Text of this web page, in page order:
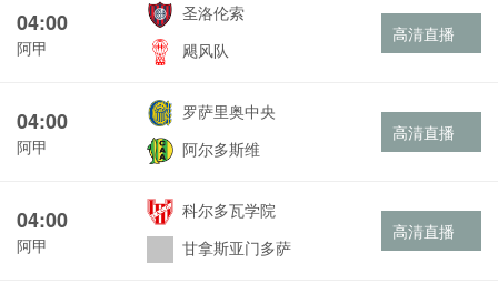
04:00
阿甲
圣洛伦索
飓风队
高清直播
04:00
阿甲
罗萨里奥中央
阿尔多斯维
高清直播
04:00
阿甲
科尔多瓦学院
甘拿斯亚门多萨
高清直播